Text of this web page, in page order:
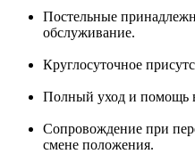
Постельные
обслуживание.
Круглосуточное
Полный уход и помощь
Сопровождение при
смене положения.